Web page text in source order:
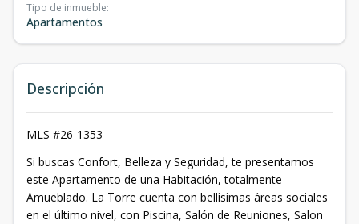
Tipo de inmueble:
Apartamentos
Descripción
MLS #26-1353
Si buscas Confort, Belleza y Seguridad, te presentamos
este Apartamento de una Habitación, totalmente
Amueblado. La Torre cuenta con bellísimas áreas sociales
en el último nivel, con Piscina, Salón de Reuniones, Salon